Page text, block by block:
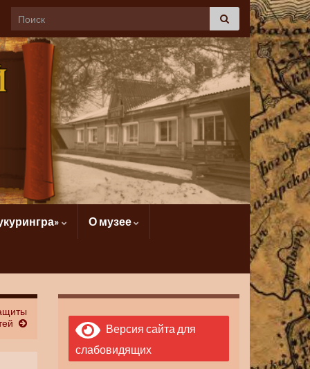
О музее
Версия сайта для
слабовидящих